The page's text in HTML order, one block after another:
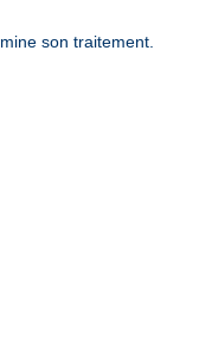
son traitement.